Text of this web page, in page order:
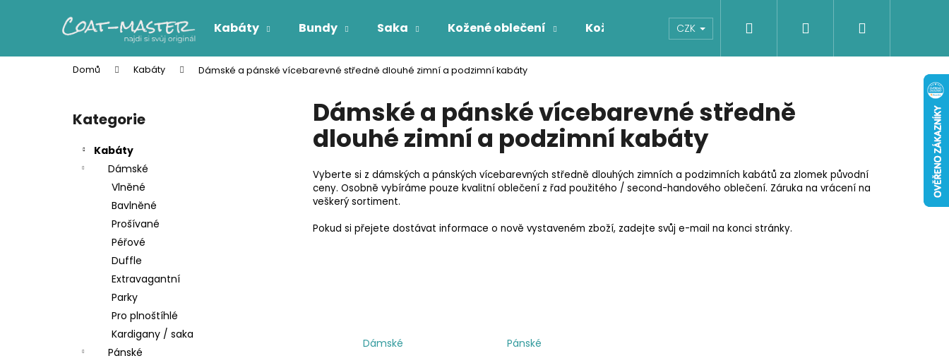
Kabáty Bundy Saka Kožené oblečení Kožichy Boty Dětské
CZK Přihlášení
Domů Kabáty Dámské a pánské vícebarevné středně dlouhé zimní a podzimní kabáty
Přeskočit
kategorie
Kategorie
Kabáty
Dámské
Vlněné
Bavlněné
Prošívané
Péřové
Duffle
Extravagantní
Parky
Pro plnoštíhlé
Kardigany / saka
Pánské
Dámské a pánské vícebarevné středně
dlouhé zimní a podzimní kabáty
Vyberte si z dámských a pánských vícebarevných středně dlouhých zimních a podzimních kabátů za zlomek původní
ceny. Osobně vybíráme pouze kvalitní oblečení z řad použitého / second-handového oblečení. Záruka na vrácení na
veškerý sortiment.
Pokud si přejete dostávat informace o nově vystaveném zboží, zadejte svůj e-mail na konci stránky.
Dámské Pánské
í
Zpět
do
obchodu
Zpět
do
obchodu
Co potřebujete najít?
HLEDAT